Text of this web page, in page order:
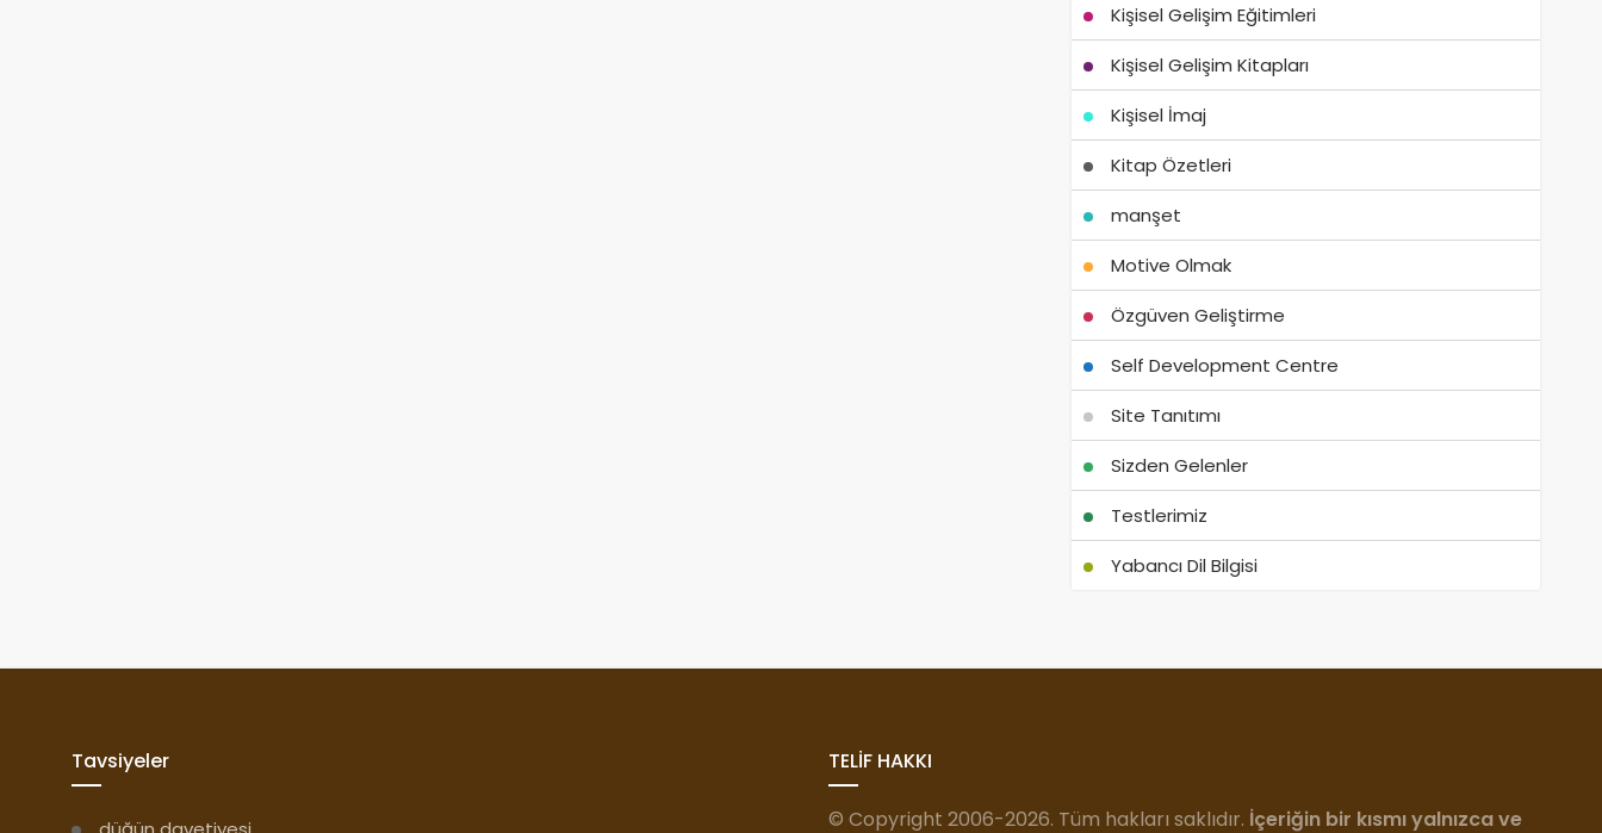
Kişisel Gelişim Eğitimleri
Kişisel Gelişim Kitapları
Kişisel İmaj
Kitap Özetleri
manşet
Motive Olmak
Özgüven Geliştirme
Self Development Centre
Site Tanıtımı
Sizden Gelenler
Testlerimiz
Yabancı Dil Bilgisi
Tavsiyeler TELİF HAKKI
© Copyright 2006-2026. Tüm hakları saklıdır. İçeriğin bir kısmı yalnızca ve